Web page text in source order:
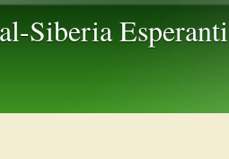
Siberia